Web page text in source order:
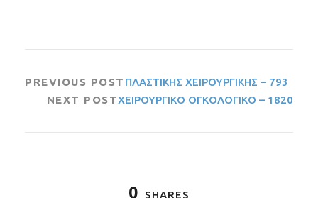
PREVIOUS POST ΠΛΑΣΤΙΚΗΣ ΧΕΙΡΟΥΡΓΙΚΗΣ – 793
NEXT POSTΧΕΙΡΟΥΡΓΙΚΟ ΟΓΚΟΛΟΓΙΚΟ – 1820
0 SHARES